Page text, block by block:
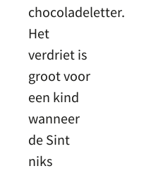
chocoladeletter.
Het
verdriet is
groot voor
een kind
wanneer
de Sint
niks